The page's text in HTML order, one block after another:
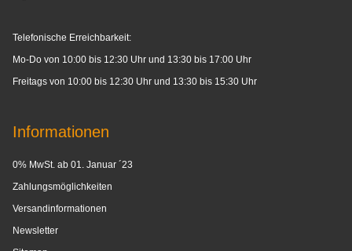
Telefonische Erreichbarkeit:
Mo-Do von 10:00 bis 12:30 Uhr und 13:30 bis 17:00 Uhr
Freitags von 10:00 bis 12:30 Uhr und 13:30 bis 15:30 Uhr
Informationen
0% MwSt. ab 01. Januar ´23
Zahlungsmöglichkeiten
Versandinformationen
Newsletter